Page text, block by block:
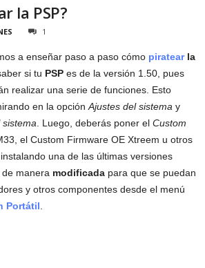
la PSP?
1
a enseñar paso a paso cómo piratearla
si tu PSP es de la versión 1.50, pues
realizar una serie de funciones. Esto
en la opción Ajustes del sistema y
. Luego, deberás poner el Custom
el Custom Firmware OE Xtreem u otros
una de las últimas versiones
manera modificada para que se puedan
y otros componentes desde el menú
Portátil